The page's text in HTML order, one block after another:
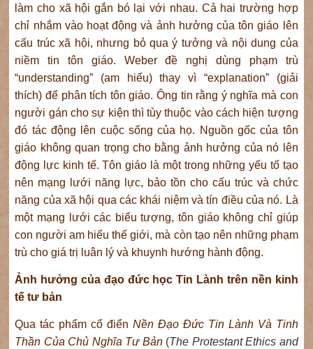
làm cho xã hội gắn bó lại với nhau. Cả hai trường hợp
chỉ nhắm vào hoạt động và ảnh hưởng của tôn giáo lên
cấu trúc xã hội, nhưng bỏ qua ý tưởng và nội dung của
niềm tin tôn giáo. Weber đề nghị dùng phạm trù
“understanding” (am hiểu) thay vì “explanation” (giải
thích) để phân tích tôn giáo. Ông tin rằng ý nghĩa mà con
người gán cho sự kiện thì tùy thuộc vào cách hiện tượng
đó tác động lên cuộc sống của họ. Nguồn gốc của tôn
giáo không quan trọng cho bằng ảnh hưởng của nó lên
động lực kinh tế. Tôn giáo là một trong những yếu tố tạo
nên mạng lưới năng lực, bảo tồn cho cấu trúc và chức
năng của xã hội qua các khái niệm và tín điều của nó. Là
một mạng lưới các biểu tượng, tôn giáo không chỉ giúp
con người am hiểu thế giới, mà còn tạo nên những phạm
trù cho giá trị luân lý và khuynh hướng hành động.
Ảnh hưởng của đạo đức học Tin Lành trên nền kinh
tế tư bản
Qua tác phẩm cổ điển Nền Đạo Đức Tin Lành Và Tinh
Thần Của Chủ Nghĩa Tư Bản(The Protestant Ethics and